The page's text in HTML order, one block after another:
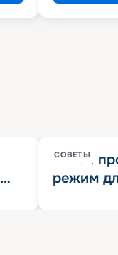
СОВЕТЫ
Китай
режим